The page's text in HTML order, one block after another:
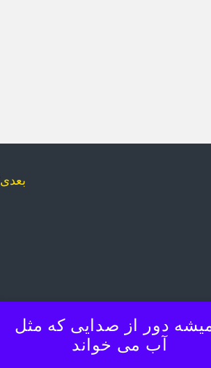
بعدی
دور از صدایی که مثل
آب می خواند